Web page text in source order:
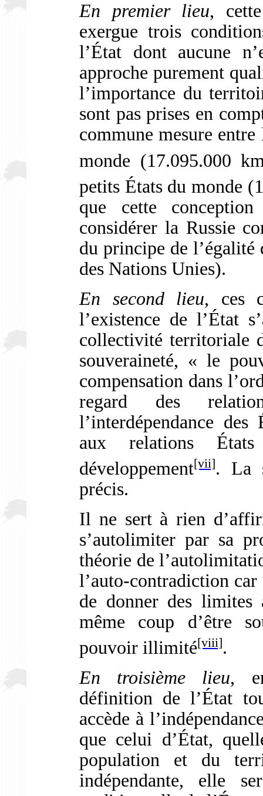
En premier lieu,
exergue trois
l’État dont aucune
approche purement
l’importance du
sont pas prises en
commune mesure
monde (17.095.000
petits États du monde
que cette
considérer la Russie
du principe de l’égalité
des Nations Unies).
En second lieu, ces
l’existence de l’État
collectivité territoriale
souveraineté, « le
compensation dans
regard des
l’interdépendance
aux relations
développement[vii]. La
précis.
Il ne sert à rien
s’autolimiter par sa
théorie de
l’auto-contradiction
de donner des limites
même coup d’être
pouvoir illimité[viii].
En troisième lieu,
définition de l’État
accède à
que celui d’État,
population et du
indépendante, elle